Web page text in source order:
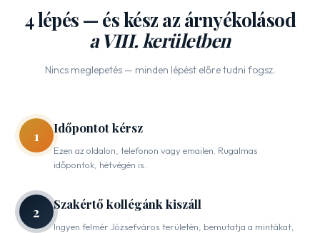
4 lépés — és kész az árnyékolásod
a VIII. kerületben
Nincs meglepetés — minden lépést előre tudni fogsz.
1 Időpontot kérsz
Ezen az oldalon, telefonon vagy emailen. Rugalmas
időpontok, hétvégén is.
2 Szakértő kollégánk kiszáll
Ingyen felmér Józsefváros területén, bemutatja a mintákat,